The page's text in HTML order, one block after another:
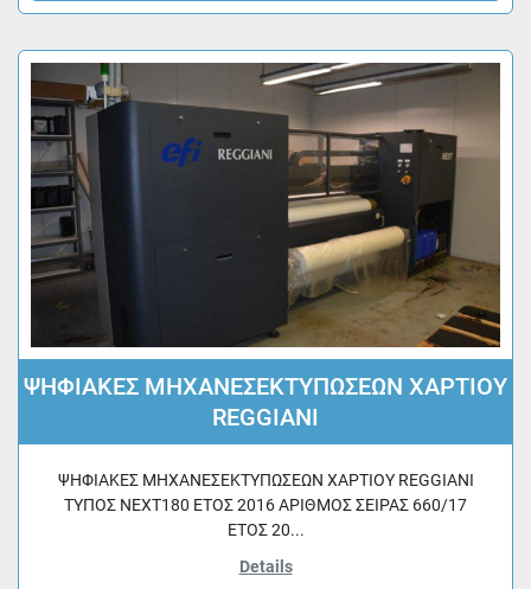
ΨΗΦΙΑΚΕΣ ΜΗΧΑΝΕΣΕΚΤΥΠΩΣΕΩΝ ΧΑΡΤΙΟΥ
REGGIANI
ΨΗΦΙΑΚΕΣ ΜΗΧΑΝΕΣΕΚΤΥΠΩΣΕΩΝ ΧΑΡΤΙΟΥ REGGIANI
ΤΥΠΟΣ NEXT180 ΕΤΟΣ 2016 ΑΡΙΘΜΟΣ ΣΕΙΡΑΣ 660/17
ΕΤΟΣ 20...
Details